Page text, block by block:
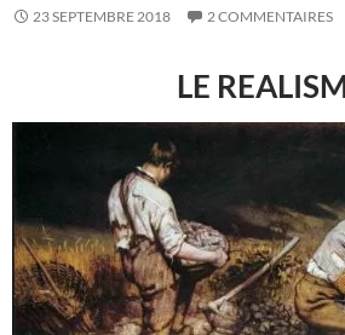
23 SEPTEMBRE 2018 2 COMMENTAIRES
LE